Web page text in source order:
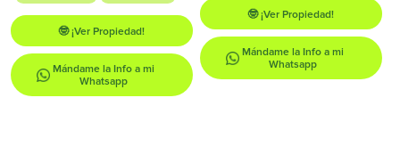
🤓 ¡Ver Propiedad!
Mándame la Info a mi
Whatsapp
🤓 ¡Ver Propiedad!
Mándame la Info a mi
Whatsapp